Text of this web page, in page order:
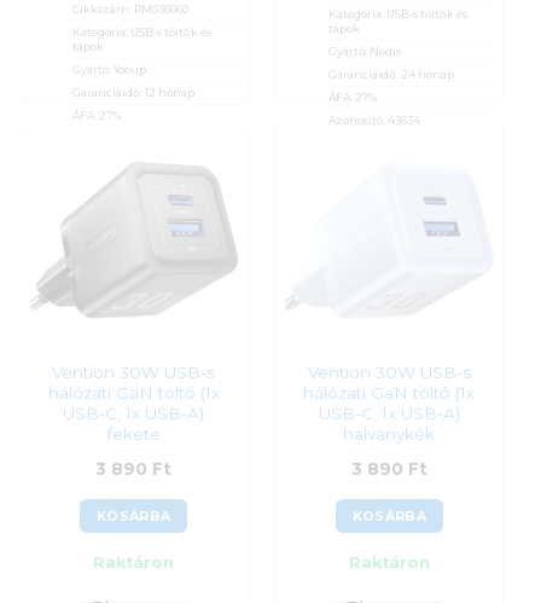
Cikkszám:
PM036060
Kategória: USB-s töltők és
tápok
Gyártó:Yooup
Garanciaidő:12 hónap
ÁFA: 27%
3 590Ft
Kategória: USB-s töltők és
tápok
Gyártó: Nedis
Garanciaidő: 24 hónap
ÁFA: 27%
Azonosító: 43634
Vention 30W USB-s
hálózati GaN töltő (1x
USB-C, 1x USB-A)
fekete
3 890 Ft
KOSÁRBA
Raktáron
Vention 30W USB-s
hálózati GaN töltő (1x
USB-C, 1x USB-A)
halványkék
3 890 Ft
KOSÁRBA
Raktáron